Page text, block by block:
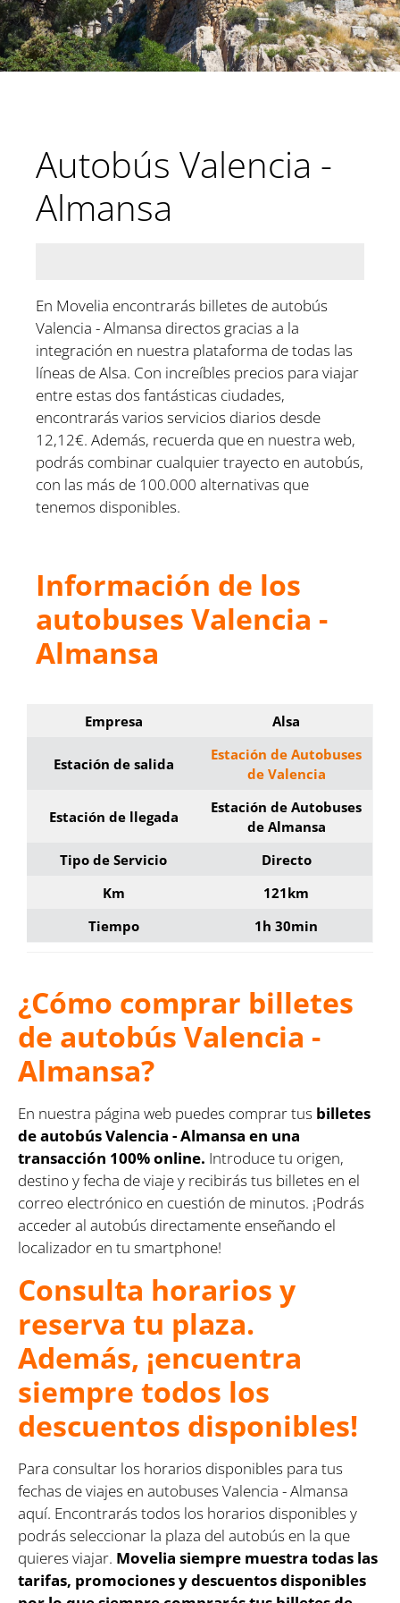
Autobús Valencia -
Almansa
En Movelia encontrarás billetes de autobús
Valencia - Almansa directos gracias a la
integración en nuestra plataforma de todas las
líneas de Alsa. Con increíbles precios para viajar
entre estas dos fantásticas ciudades,
encontrarás varios servicios diarios desde
12,12€. Además, recuerda que en nuestra web,
podrás combinar cualquier trayecto en autobús,
con las más de 100.000 alternativas que
tenemos disponibles.
Información de los
autobuses Valencia -
Almansa
Empresa Alsa
Estación de salida
Estación de Autobuses
de Valencia
Estación de llegada
Estación de Autobuses
de Almansa
Tipo de Servicio
Directo
Km
121km
Tiempo
1h 30min
¿Cómo comprar billetes
de autobús Valencia -
Almansa?
En nuestra página web puedes comprar tus billetes
de autobús Valencia - Almansa en una
transacción 100% online. Introduce tu origen,
destino y fecha de viaje y recibirás tus billetes en el
correo electrónico en cuestión de minutos. ¡Podrás
acceder al autobús directamente enseñando el
localizador en tu smartphone!
Consulta horarios y
reserva tu plaza.
Además, ¡encuentra
siempre todos los
descuentos disponibles!
Para consultar los horarios disponibles para tus
fechas de viajes en autobuses Valencia - Almansa
aquí. Encontrarás todos los horarios disponibles y
podrás seleccionar la plaza del autobús en la que
quieres viajar. Movelia siempre muestra todas las
tarifas, promociones y descuentos disponibles